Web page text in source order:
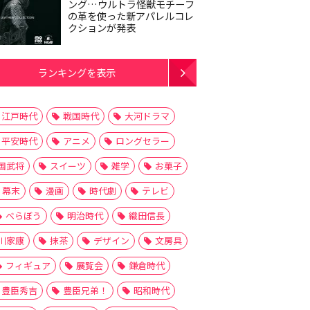
ング…ウルトラ怪獣モチーフ
の革を使った新アパレルコレ
クションが発表
ランキングを表示
江戸時代 戦国時代
大河ドラマ
平安時代
アニメ
ロングセラー
武将
スイーツ 雑学
お菓子
幕末
漫画 時代劇
テレビ
べらぼう
明治時代
織田信長
家康
抹茶 デザイン
文房具
フィギュア
展覧会
鎌倉時代
豊臣秀吉
豊臣兄弟！
昭和時代